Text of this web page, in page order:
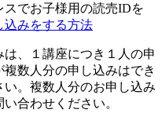
でお子様用の読売IDを
込みをする方法
、１講座につき１人の申
数人分の申し込みはでき
。複数人分のお申し込み
合わせください。